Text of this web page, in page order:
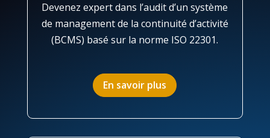
Devenez expert dans l’audit d’un système
de management de la continuité d’activité
(BCMS) basé sur la norme ISO 22301.
En savoir plus